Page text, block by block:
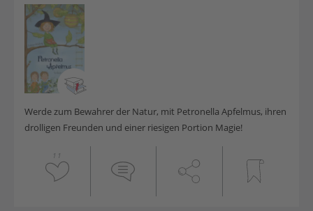
Werde zum Bewahrer der Natur, mit Petronella Apfelmus, ihren
drolligen Freunden und einer riesigen Portion Magie!
11